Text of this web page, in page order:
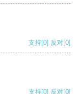
支持[0] 反对[0]
支持[0] 反对[0]